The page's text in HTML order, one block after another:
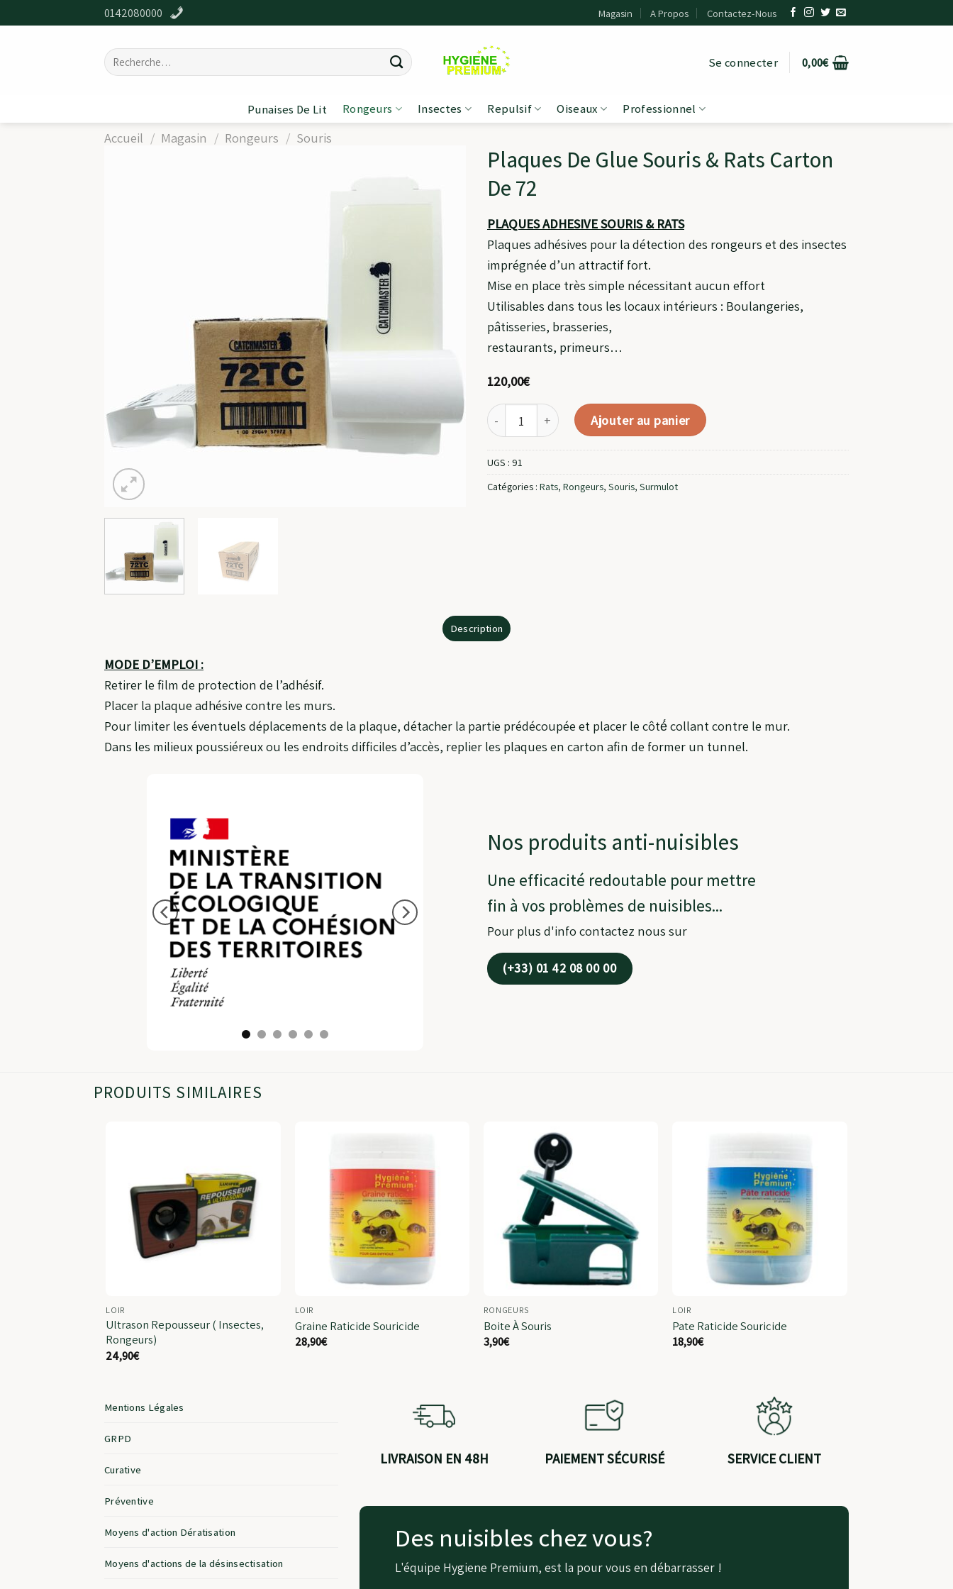
au
0142080000 Magasin A Propos Contactez-Nous
Recherche
pour :
Se connecter 0,00€
Punaises De Lit Rongeurs Insectes Repulsif Oiseaux Professionnel
Accueil / Magasin / Rongeurs / Souris
Plaques De Glue Souris & Rats Carton
De 72
PLAQUES ADHESIVE SOURIS & RATS
Plaques adhésives pour la détection des rongeurs et des insectes
imprégnée d’un attractif fort.
Mise en place très simple nécessitant aucun effort
Utilisables dans tous les locaux intérieurs : Boulangeries,
pâtisseries, brasseries,
restaurants, primeurs…
120,00€
quantité de Plaques De Glue Souris & Rats Carton De 72
Ajouter au panier
UGS : 91
Catégories : Rats, Rongeurs, Souris, Surmulot
Description
MODE D’EMPLOI :
Retirer le film de protection de l’adhésif.
Placer la plaque adhésive contre les murs.
Pour limiter les éventuels déplacements de la plaque, détacher la partie prédécoupée et placer le côté́ collant contre le mur.
Dans les milieux poussiéreux ou les endroits difficiles d’accès, replier les plaques en carton afin de former un tunnel.
Nos produits anti-nuisibles
Une efficacité redoutable pour mettre
fin à vos problèmes de nuisibles...
Pour plus d'info contactez nous sur
(+33) 01 42 08 00 00
PRODUITS SIMILAIRES
LOIR
Ultrason Repousseur ( Insectes,
Rongeurs)
24,90€
LOIR
Graine Raticide Souricide
28,90€
RONGEURS
Boite À Souris
3,90€
LOIR
Pate Raticide Souricide
18,90€
Mentions Légales
GRPD
Curative
Préventive
Moyens d'action Dératisation
Moyens d'actions de la désinsectisation
LIVRAISON EN 48H PAIEMENT SÉCURISÉ SERVICE CLIENT
Des nuisibles chez vous?
L'équipe Hygiene Premium, est la pour vous en débarrasser !